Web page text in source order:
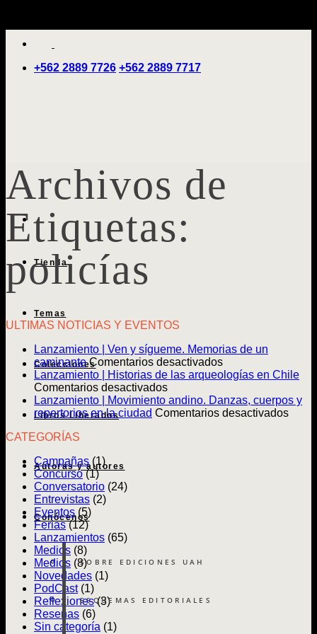
+562 2889 7726 +562 2889 7717
Tienda
Temas
Colecciones
Libros Liberados
Autoras y autores
Conócenos
SOBRE EDICIONES UAH
ESQUEMAS EDITORIALES
Archivos de
Etiquetas:
policías
ULTIMAS NOTICIAS Y EVENTOS
Lanzamiento | Ven y sígueme. Memorias de un
caminante Comentarios desactivadosen
Lanzamiento
Ven
y
Lanzamiento | Historias de las arqueologías en Chile
Comentarios desactivadosen
Lanzamiento
|
Lanzamiento | Movimiento andino. Danzas, cuerpos y
repertorios en la ciudad Comentarios desactivadosen
CATEGORÍAS
Campañas (1)
Concurso(1)
Conversatorio (24)
Entrevistas (2)
Eventos (5)
Ferias(12)
Lanzamientos (65)
Medios (8)
Medios (8)
Novedades (1)
PodCast(1)
Reflexiones(3)
Reseñas (6)
Sin categoría (1)